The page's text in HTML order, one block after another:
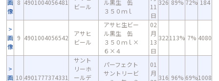
画
像
8 4901004056481
ビール
ル黒生 缶
３５０ｍｌ
11
日
326 89% 72% 184
画
像
9 4901004056542
アサヒ
ビール
アサヒ生ビー
ル黒生 缶
３５０ｍｌ×
６×４
02
月
13
日
322113% 7% 4080
画 10 4901777374331
サント
リーホ
ールデ
パーフェクト
サントリービ
01
月
316 96% 69%1008